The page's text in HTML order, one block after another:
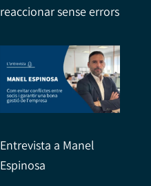
reaccionar sense errors
Entrevista a Manel
Espinosa